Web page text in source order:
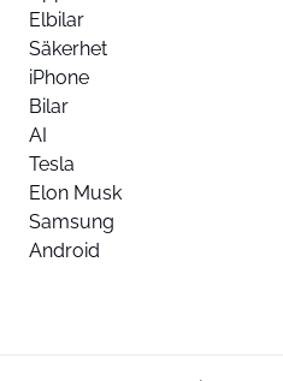
Elbilar
Säkerhet
iPhone
Bilar
AI
Tesla
Elon Musk
Samsung
Android